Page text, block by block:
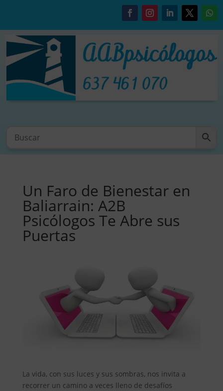
Un Faro de Bienestar en
Baliarrain: A2B
Psicólogos Te Abre sus
Puertas
La vida, con sus luces y sus sombras, nos invita a
recorrer un camino a veces lleno de desafíos